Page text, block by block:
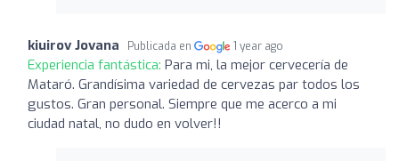
kiuirov Jovana Publicada en 1 year ago
Experiencia fantástica: Para mi, la mejor cervecería de
Mataró. Grandísima variedad de cervezas par todos los
gustos. Gran personal. Siempre que me acerco a mi
ciudad natal, no dudo en volver!!